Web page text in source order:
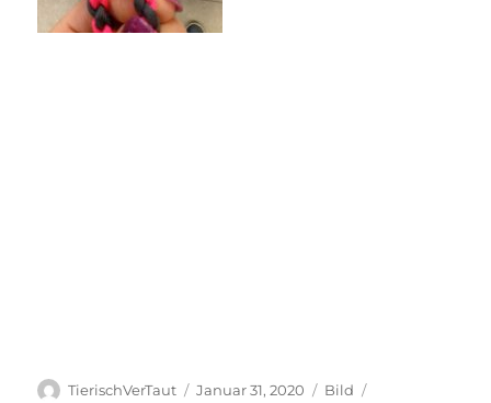
Autor
TierischVerTaut
Veröffentlicht
Januar 31, 2020 Format
Bild